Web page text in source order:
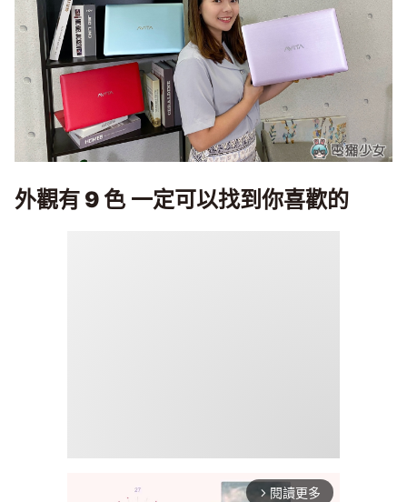
外觀有 9 色 一定可以找到你喜歡的
arrow_forward_ios 閱讀更多